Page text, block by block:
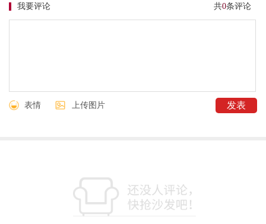
共0条评论
我要评论
表情 上传图片